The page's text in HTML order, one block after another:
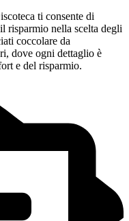
ti consente di
risparmio nella scelta degli
coccolare da
dove ogni dettaglio è
e del risparmio.